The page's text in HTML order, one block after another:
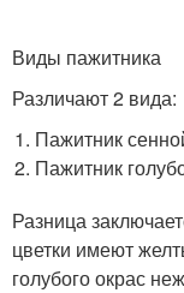
Виды пажитника
Различают 2 вида:
Пажитник
Пажитник
Разница
цветки имеют
голубого окрас